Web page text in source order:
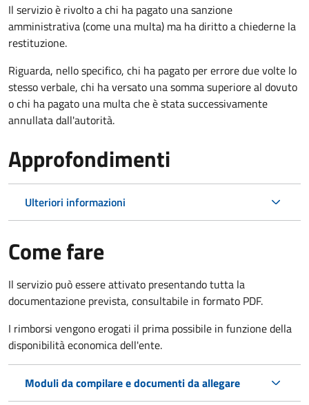
Il servizio è rivolto a chi ha pagato una sanzione
amministrativa (come una multa) ma ha diritto a chiederne la
restituzione.
Riguarda, nello specifico, chi ha pagato per errore due volte lo
stesso verbale, chi ha versato una somma superiore al dovuto
o chi ha pagato una multa che è stata successivamente
annullata dall'autorità.
Approfondimenti
Ulteriori informazioni
Come fare
Il servizio può essere attivato presentando tutta la
documentazione prevista, consultabile in formato PDF.
I rimborsi vengono erogati il prima possibile in funzione della
disponibilità economica dell'ente.
Moduli da compilare e documenti da allegare